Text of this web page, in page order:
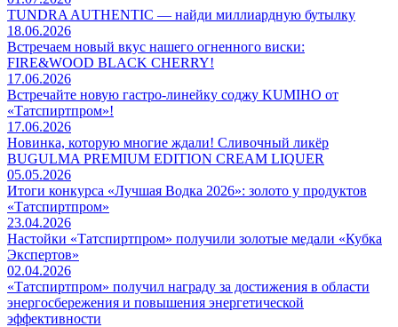
TUNDRA AUTHENTIC — найди миллиардную бутылку
18.06.2026
Встречаем новый вкус нашего огненного виски:
FIRE&WOOD BLACK CHERRY!
17.06.2026
Встречайте новую гастро-линейку соджу KUMIHO от
«Татспиртпром»!
17.06.2026
Новинка, которую многие ждали! Сливочный ликёр
BUGULMA PREMIUM EDITION CREAM LIQUER
05.05.2026
Итоги конкурса «Лучшая Водка 2026»: золото у продуктов
«Татспиртпром»
23.04.2026
Настойки «Татспиртпром» получили золотые медали «Кубка
Экспертов»
02.04.2026
«Татспиртпром» получил награду за достижения в области
энергосбережения и повышения энергетической
эффективности